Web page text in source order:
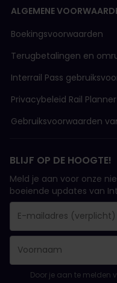
ALGEMENE
Boekingsvoorwaarden
Terugbetalingen en
Interrail Pass
Privacybeleid Rail
Gebruiksvoorwaarden
BLIJF OP DE HOOGTE!
Meld je aan voor onze
boeiende updates van
E-mailadres is een
E-mailadres is ongeldig!
Fout bij het abonneren
Je hebt je al
Ga akkoord met de
Door je aan te melden